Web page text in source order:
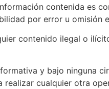
contenida es
por error u omisión
contenido ilegal o
y bajo ninguna
cualquier otra